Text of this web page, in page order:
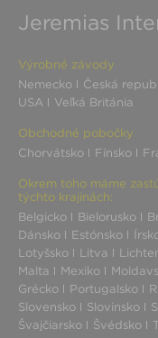
Jeremias
Výrobné závody
Nemecko
Česká
USA
Veľká Británia
Obchodné pobočky
Chorvátsko
Fínsko
Okrem toho máme
týchto krajinách:
Belgicko
Bielorusko
Dánsko
Estónsko
Lotyšsko
Litva
Malta
Mexiko
Grécko
Portugalsko
Slovensko
Slovinsko
Švajčiarsko
Švédsko